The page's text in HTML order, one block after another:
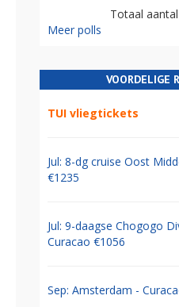
Totaal
Meer polls
VOORDELIGE
TUI vliegtickets
Jul: 8-dg cruise Oost
€1235
Jul: 9-daagse Chogogo
Curacao €1056
Sep: Amsterdam -